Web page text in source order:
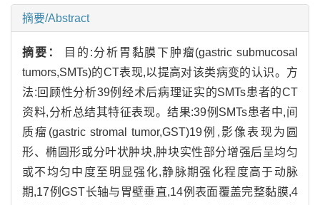
摘要/Abstract
摘要：
目的:分析胃黏膜下肿瘤(gastric submucosal
tumors,SMTs)的CT表现,以提高对该类病变的认识。方
法:回顾性分析39例经术后病理证实的SMTs患者的CT
资料,分析总结其特征表现。结果:39例SMTs患者中,间
质瘤(gastric stromal tumor,GST)19例,影像表现为圆
形、椭圆形或分叶状肿块,肿块实性部分增强后呈均匀
或不均匀中度至明显强化,静脉期强化程度高于动脉
期,17例GST长轴与胃壁垂直,14例表面覆盖完整黏膜,4